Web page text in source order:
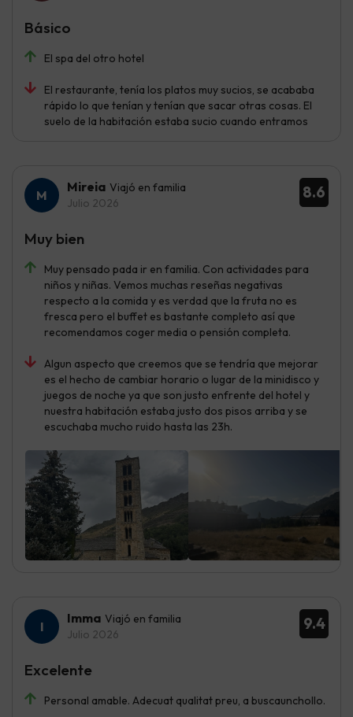
El spa del otro hotel
El restaurante, tenía los platos muy sucios, se acababa
rápido lo que tenían y tenían que sacar otras cosas. El
suelo de la habitación estaba sucio cuando entramos
Básico
8.6
Mireia Viajó en familia
Julio 2026
Muy pensado pada ir en familia. Con actividades para
niños y niñas. Vemos muchas reseñas negativas
respecto a la comida y es verdad que la fruta no es
fresca pero el buffet es bastante completo así que
recomendamos coger media o pensión completa.
Algun aspecto que creemos que se tendría que mejorar
es el hecho de cambiar horario o lugar de la minidisco y
juegos de noche ya que son justo enfrente del hotel y
nuestra habitación estaba justo dos pisos arriba y se
escuchaba mucho ruido hasta las 23h.
Muy bien
9.4
Imma Viajó en familia
Julio 2026
Personal amable. Adecuat qualitat preu, a buscaunchollo.
Excelente